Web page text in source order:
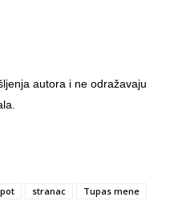
autora i ne odražavaju
stranac Tupas mene